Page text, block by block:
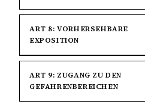
ART 8: VORHERSEHBARE
EXPOSITION
ART 9: ZUGANG ZU DEN
GEFAHRENBEREICHEN